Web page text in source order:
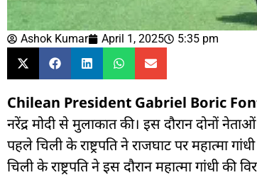
Ashok Kumar April 1, 2025 5:35 pm
Chilean President Gabriel Boric
नरेंद्र मोदी से मुलाकात की। इस दौरान दोनों
पहले चिली के राष्ट्रपति ने राजघाट पर महात्मा
चिली के राष्ट्रपति ने इस दौरान महात्मा गांधी की